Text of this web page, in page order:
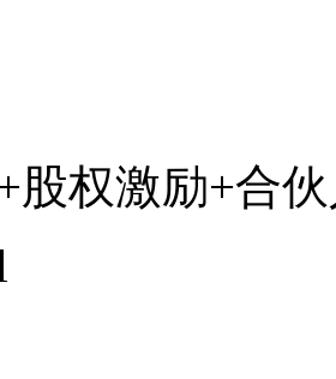
股权激励+合